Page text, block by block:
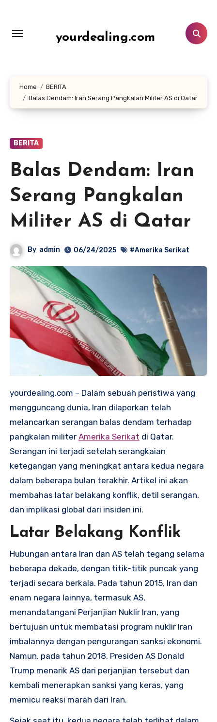
konten
yourdealing.com
Home
BERITA
Balas Dendam: Iran Serang Pangkalan Militer AS di Qatar
BERITA
Balas Dendam: Iran
Serang Pangkalan
Militer AS di Qatar
By admin 06/24/2025 #Amerika Serikat
yourdealing.com – Dalam sebuah peristiwa yang
mengguncang dunia, Iran dilaporkan telah
melancarkan serangan balas dendam terhadap
pangkalan militer Amerika Serikat di Qatar.
Serangan ini terjadi setelah serangkaian
ketegangan yang meningkat antara kedua negara
dalam beberapa bulan terakhir. Artikel ini akan
membahas latar belakang konflik, detil serangan,
dan implikasi global dari insiden ini.
Latar Belakang Konflik
Hubungan antara Iran dan AS telah tegang selama
beberapa dekade, dengan titik-titik puncak yang
terjadi secara berkala. Pada tahun 2015, Iran dan
enam negara lainnya, termasuk AS,
menandatangani Perjanjian Nuklir Iran, yang
bertujuan untuk membatasi program nuklir Iran
imbalannya dengan pengurangan sanksi ekonomi.
Namun, pada tahun 2018, Presiden AS Donald
Trump menarik AS dari perjanjian tersebut dan
kembali menerapkan sanksi yang keras, yang
memicu reaksi marah dari Iran.